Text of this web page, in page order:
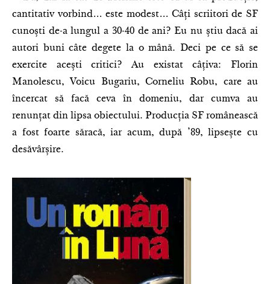
cantitativ vorbind… este modest… Câți scriitori de SF
cunoști de-a lungul a 30-40 de ani? Eu nu știu dacă ai
autori buni câte degete la o mână. Deci pe ce să se
exercite acești critici? Au existat câțiva: Florin
Manolescu, Voicu Bugariu, Corneliu Robu, care au
încercat să facă ceva în domeniu, dar cumva au
renunțat din lipsa obiectului. Producția SF românească
a fost foarte săracă, iar acum, după ’89, lipsește cu
desăvârșire.